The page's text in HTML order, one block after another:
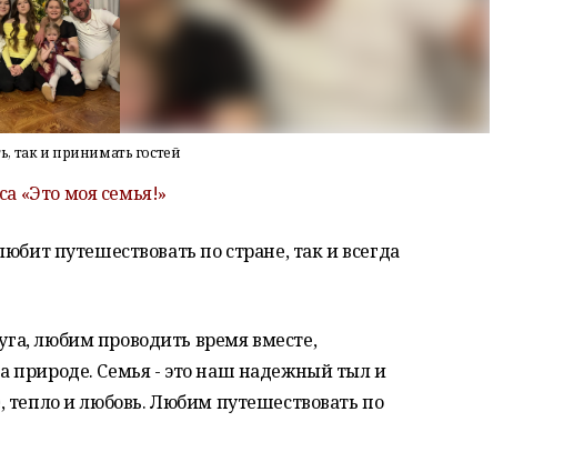
так и принимать гостей
«Это моя семья!»
путешествовать по стране, так и всегда
любим проводить время вместе,
природе. Семья - это наш надежный тыл и
тепло и любовь. Любим путешествовать по